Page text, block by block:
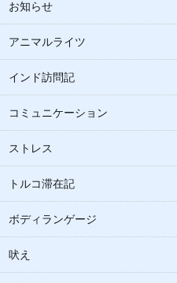
お知らせ
アニマルライツ
インド訪問記
コミュニケーション
ストレス
トルコ滞在記
ボディランゲージ
吠え